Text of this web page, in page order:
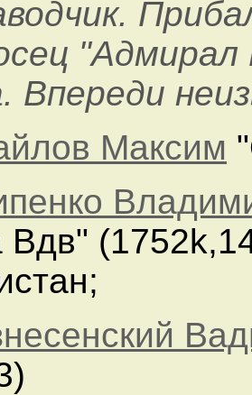
"Адмирал
Впереди
Максим